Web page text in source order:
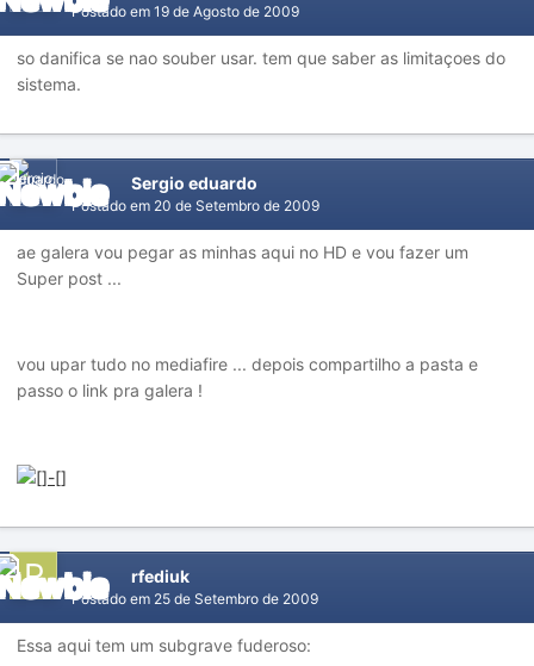
Postado em 19 de Agosto de 2009
so danifica se nao souber usar. tem que saber as limitaçoes do
sistema.
Sergio eduardo
Postado em 20 de Setembro de 2009
ae galera vou pegar as minhas aqui no HD e vou fazer um
Super post ...
vou upar tudo no mediafire ... depois compartilho a pasta e
passo o link pra galera !
rfediuk
Postado em 25 de Setembro de 2009
Essa aqui tem um subgrave fuderoso: